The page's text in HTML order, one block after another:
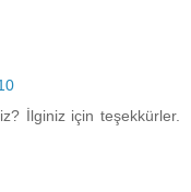
İlginiz için teşekkürler.